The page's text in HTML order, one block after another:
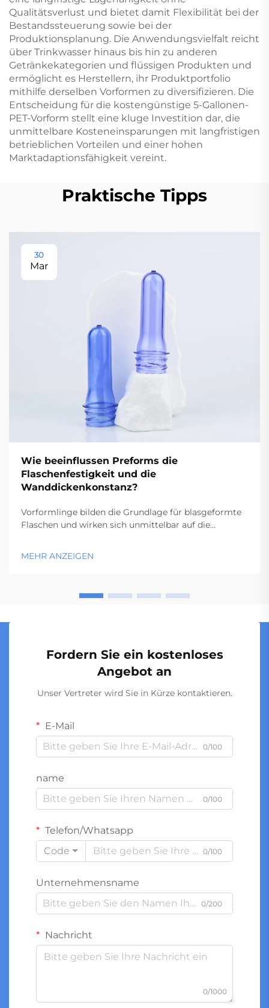
Qualitätsverlust und bietet damit Flexibilität bei der
Bestandssteuerung sowie bei der
Produktionsplanung. Die Anwendungsvielfalt reicht
über Trinkwasser hinaus bis hin zu anderen
Getränkekategorien und flüssigen Produkten und
ermöglicht es Herstellern, ihr Produktportfolio
mithilfe derselben Vorformen zu diversifizieren. Die
Entscheidung für die kostengünstige 5-Gallonen-
PET-Vorform stellt eine kluge Investition dar, die
unmittelbare Kosteneinsparungen mit langfristigen
betrieblichen Vorteilen und einer hohen
Marktadaptionsfähigkeit vereint.
Praktische Tipps
30
Mar
Wie beeinflussen Preforms die
Flaschenfestigkeit und die
Wanddickenkonstanz?
Vorformlinge bilden die Grundlage für blasgeformte
Flaschen und wirken sich unmittelbar auf die
der Vorformlinge bestimmt kritische
MEHR ANZEIGEN
Fordern Sie ein kostenloses
Angebot an
Unser Vertreter wird Sie in Kürze kontaktieren.
E-Mail
0/100
name
0/100
Telefon/Whatsapp
Code
0/100
Unternehmensname
0/200
Nachricht
0/1000